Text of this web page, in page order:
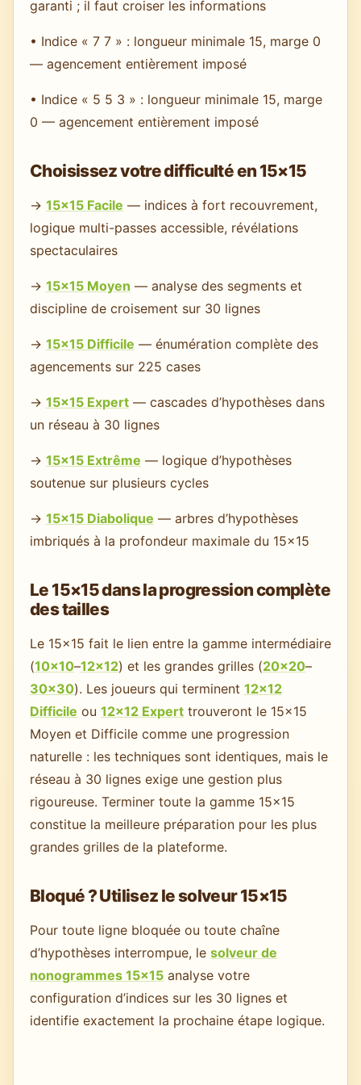
garanti ; il faut croiser les informations
• Indice « 7 7 » : longueur minimale 15, marge 0
— agencement entièrement imposé
• Indice « 5 5 3 » : longueur minimale 15, marge
0 — agencement entièrement imposé
Choisissez votre difficulté en 15×15
→ 15×15 Facile — indices à fort recouvrement,
logique multi-passes accessible, révélations
spectaculaires
→ 15×15 Moyen — analyse des segments et
discipline de croisement sur 30 lignes
→ 15×15 Difficile — énumération complète des
agencements sur 225 cases
→ 15×15 Expert — cascades d’hypothèses dans
un réseau à 30 lignes
→ 15×15 Extrême — logique d’hypothèses
soutenue sur plusieurs cycles
→ 15×15 Diabolique — arbres d’hypothèses
imbriqués à la profondeur maximale du 15×15
Le 15×15 dans la progression complète
des tailles
Le 15×15 fait le lien entre la gamme intermédiaire
(10×10–12×12) et les grandes grilles (20×20–
30×30). Les joueurs qui terminent 12×12
Difficile ou 12×12 Expert trouveront le 15×15
Moyen et Difficile comme une progression
naturelle : les techniques sont identiques, mais le
réseau à 30 lignes exige une gestion plus
rigoureuse. Terminer toute la gamme 15×15
constitue la meilleure préparation pour les plus
grandes grilles de la plateforme.
Bloqué ? Utilisez le solveur 15×15
Pour toute ligne bloquée ou toute chaîne
d’hypothèses interrompue, le solveur de
nonogrammes 15×15 analyse votre
configuration d’indices sur les 30 lignes et
identifie exactement la prochaine étape logique.